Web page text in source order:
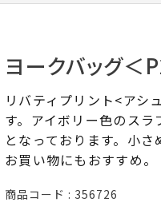
ヨークバッグ＜
リバティプリント<アシ
す。アイボリー色のス
となっております。小
お買い物にもおすすめ。
商品コード 356726